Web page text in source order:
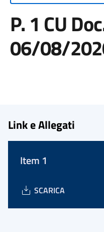
P. 1 CU
06/08/
Link e Allegati
Item 1
SCARICA